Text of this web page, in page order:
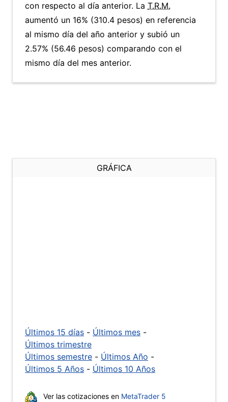
con respecto al día anterior. La T.R.M.
aumentó un 16% (310.4 pesos) en referencia
al mismo día del año anterior y subió un
2.57% (56.46 pesos) comparando con el
mismo día del mes anterior.
GRÁFICA
Últimos 15 días - Últimos mes -
Últimos trimestre
Últimos semestre - Últimos Año -
Últimos 5 Años - Últimos 10 Años
Ver las cotizaciones en MetaTrader 5